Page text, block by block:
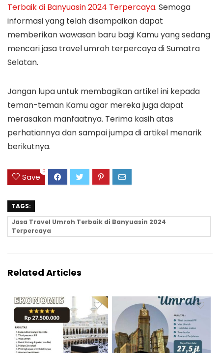
Terbaik di Banyuasin 2024 Terpercaya. Semoga
informasi yang telah disampaikan dapat
memberikan wawasan baru bagi Kamu yang sedang
mencari jasa travel umroh terpercaya di Sumatra
Selatan.
Jangan lupa untuk membagikan artikel ini kepada
teman-teman Kamu agar mereka juga dapat
merasakan manfaatnya. Terima kasih atas
perhatiannya dan sampai jumpa di artikel menarik
berikutnya.
Save
0
TAGS:
Jasa Travel Umroh Terbaik di Banyuasin 2024
Terpercaya
Related Articles